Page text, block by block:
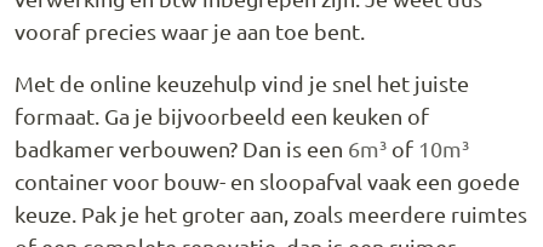
vooraf precies waar je aan toe bent.
Met de online keuzehulp vind je snel het juiste
formaat. Ga je bijvoorbeeld een keuken of
badkamer verbouwen? Dan is een 6m³ of 10m³
container voor bouw- en sloopafval vaak een goede
keuze. Pak je het groter aan, zoals meerdere ruimtes